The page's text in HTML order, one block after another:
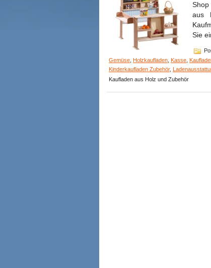
aus
Sie
Gemüse Holzkaufladen Kasse
Kinderkaufladen Zubehör,
Kaufladen aus Holz und Zubehör